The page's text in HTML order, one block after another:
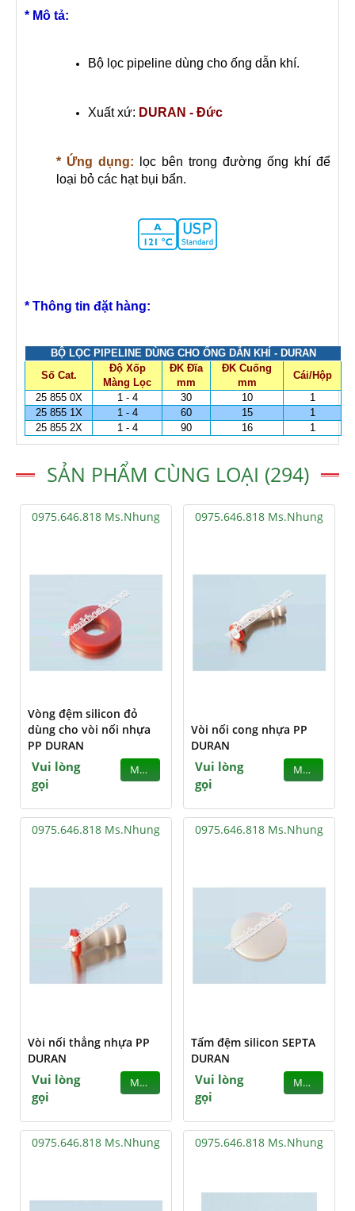
* Mô tả:
Bộ lọc pipeline dùng cho ống dẫn khí.
Xuất xứ: DURAN - Đức
* Ứng dụng: lọc bên trong đường ống khí để
loại bỏ các hạt bụi bẩn.
* Thông tin đặt hàng:
BỘ LỌC PIPELINE DÙNG CHO ỐNG DẪN KHÍ - DURAN
Số Cat.
Độ Xốp
Màng Lọc
ĐK Đĩa
mm
ĐK Cuống
mm
Cái/Hộp
25 855 0X
1 - 4 30 10
1
25 855 1X
1 - 4 60 15
1
25 855 2X
1 - 4 90 16 1
SẢN PHẨM CÙNG LOẠI (294)
0975.646.818 Ms.Nhung
Vòng đệm silicon đỏ
dùng cho vòi nối nhựa
PP DURAN
Vui lòng
gọi
MUA
0975.646.818 Ms.Nhung
Vòi nối cong nhựa PP
DURAN
Vui lòng
gọi
MUA
0975.646.818 Ms.Nhung
Vòi nối thẳng nhựa PP
DURAN
Vui lòng
gọi
MUA
0975.646.818 Ms.Nhung
Tấm đệm silicon SEPTA
DURAN
Vui lòng
gọi
MUA
0975.646.818 Ms.Nhung 0975.646.818 Ms.Nhung